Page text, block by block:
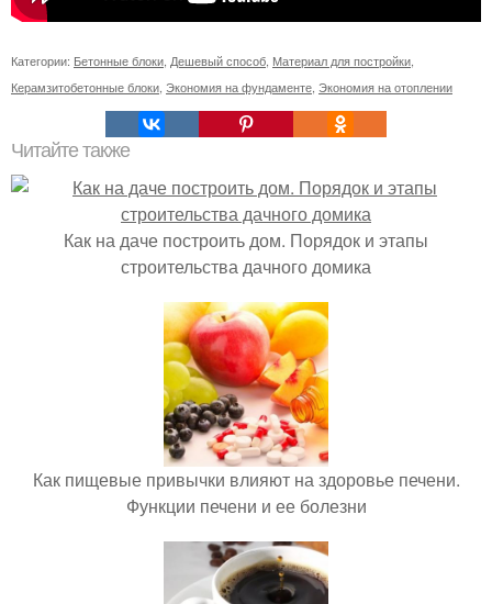
Категории: Бетонные блоки Дешевый способ Материал для постройки
Керамзитобетонные блоки Экономия на фундаменте Экономия на отоплении
Читайте также
Как на даче построить дом. Порядок и этапы
строительства дачного домика
Как пищевые привычки влияют на здоровье печени.
Функции печени и ее болезни